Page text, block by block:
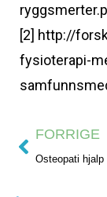
[2] http://
fysioterapi-
FORRIGE